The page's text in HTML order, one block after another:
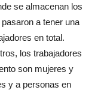
se almacenan los
a tener una
en total.
los trabajadores
son mujeres y
y a personas en